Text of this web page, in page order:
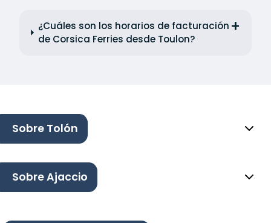
¿Cuáles son los horarios de facturación
de Corsica Ferries desde Toulon?
Sobre Tolón
Sobre Ajaccio